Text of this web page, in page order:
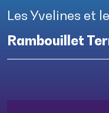
Les Yvelines et